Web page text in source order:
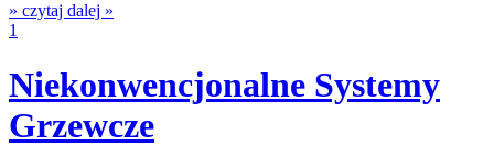
» czytaj dalej »
1
Niekonwencjonalne Systemy
Grzewcze